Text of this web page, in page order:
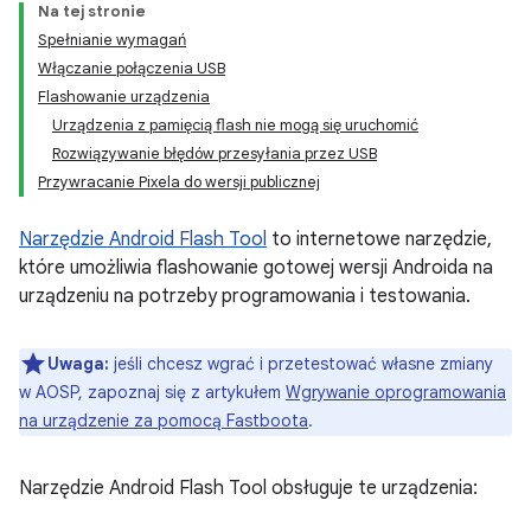
Na tej stronie
Spełnianie wymagań
Włączanie połączenia USB
Flashowanie urządzenia
Urządzenia z pamięcią flash nie mogą się uruchomić
Rozwiązywanie błędów przesyłania przez USB
Przywracanie Pixela do wersji publicznej
Narzędzie Android Flash Tool to internetowe narzędzie,
które umożliwia flashowanie gotowej wersji Androida na
urządzeniu na potrzeby programowania i testowania.
Uwaga: jeśli chcesz wgrać i przetestować własne zmiany
w AOSP, zapoznaj się z artykułem Wgrywanie oprogramowania
na urządzenie za pomocą Fastboota.
Narzędzie Android Flash Tool obsługuje te urządzenia: